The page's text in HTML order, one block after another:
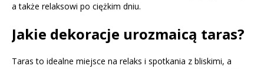
a także relaksowi po ciężkim dniu.
Jakie dekoracje urozmaicą taras?
Taras to idealne miejsce na relaks i spotkania z bliskimi, a